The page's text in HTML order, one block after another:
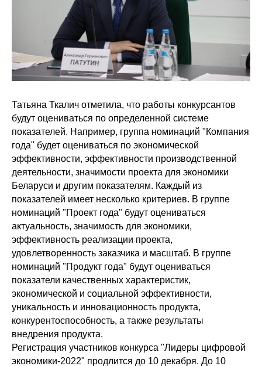
Татьяна Ткалич отметила, что работы конкурсантов
будут оцениваться по определенной системе
показателей. Например, группа номинаций "Компания
года" будет оцениваться по экономической
эффективности, эффективности производственной
деятельности, значимости проекта для экономики
Беларуси и другим показателям. Каждый из
показателей имеет несколько критериев. В группе
номинаций "Проект года" будут оцениваться
актуальность, значимость для экономики,
эффективность реализации проекта,
удовлетворенность заказчика и масштаб. В группе
номинаций "Продукт года" будут оцениваться
показатели качественных характеристик,
экономической и социальной эффективности,
уникальность и инновационность продукта,
конкурентоспособность, а также результаты
внедрения продукта.
Регистрация участников конкурса "Лидеры цифровой
экономики-2022" продлится до 10 декабря. До 10